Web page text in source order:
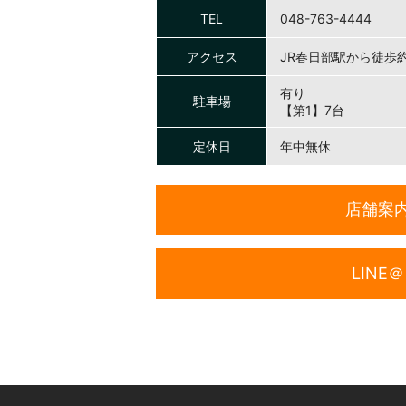
TEL 048-763-4444
アクセス JR春日部駅から徒歩
駐車場
有り
【第1】7台
定休日 年中無休
店舗案
LINE＠